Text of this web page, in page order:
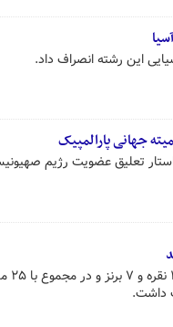
این رشته انصراف داد.
جهانی پارالمپیک
تعلیق عضویت رژیم
داشت.